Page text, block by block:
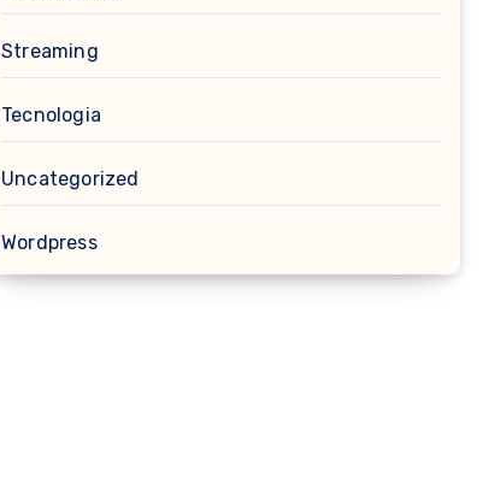
Streaming
Tecnologia
Uncategorized
Wordpress